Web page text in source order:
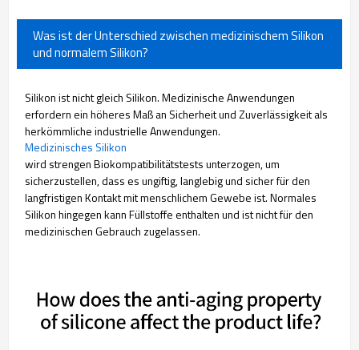
Was ist der Unterschied zwischen medizinischem Silikon
und normalem Silikon?
Silikon ist nicht gleich Silikon. Medizinische Anwendungen
erfordern ein höheres Maß an Sicherheit und Zuverlässigkeit als
herkömmliche industrielle Anwendungen.
Medizinisches Silikon
wird strengen Biokompatibilitätstests unterzogen, um
sicherzustellen, dass es ungiftig, langlebig und sicher für den
langfristigen Kontakt mit menschlichem Gewebe ist. Normales
Silikon hingegen kann Füllstoffe enthalten und ist nicht für den
medizinischen Gebrauch zugelassen.